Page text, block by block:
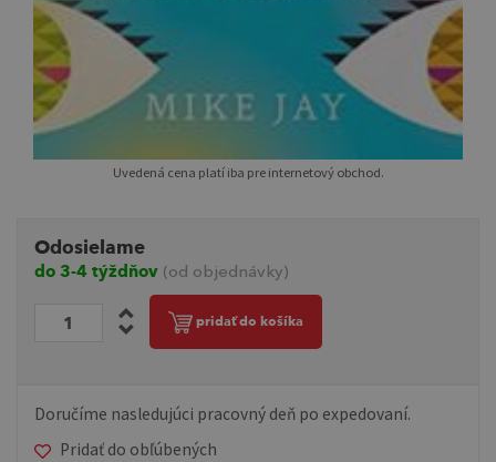
Uvedená cena platí iba pre internetový obchod.
Odosielame
do 3-4 týždňov (od objednávky)
pridať do košíka
Doručíme nasledujúci pracovný deň po expedovaní.
Pridať do obľúbených